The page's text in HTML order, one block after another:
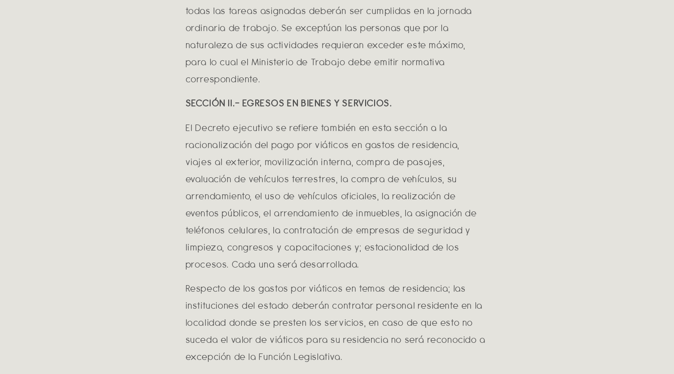
todas las tareas asignadas deberán ser cumplidas en la jornada
ordinaria de trabajo. Se exceptúan las personas que por la
naturaleza de sus actividades requieran exceder este máximo,
para lo cual el Ministerio de Trabajo debe emitir normativa
correspondiente.
SECCIÓN II.- EGRESOS EN BIENES Y SERVICIOS.
El Decreto ejecutivo se refiere también en esta sección a la
racionalización del pago por viáticos en gastos de residencia,
viajes al exterior, movilización interna, compra de pasajes,
evaluación de vehículos terrestres, la compra de vehículos, su
arrendamiento, el uso de vehículos oficiales, la realización de
eventos públicos, el arrendamiento de inmuebles, la asignación de
teléfonos celulares, la contratación de empresas de seguridad y
limpieza, congresos y capacitaciones y; estacionalidad de los
procesos. Cada una será desarrollada.
Respecto de los gastos por viáticos en temas de residencia; las
instituciones del estado deberán contratar personal residente en la
localidad donde se presten los servicios, en caso de que esto no
suceda el valor de viáticos para su residencia no será reconocido a
excepción de la Función Legislativa.